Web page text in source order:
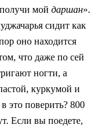
мой даршан».
сидит как
оно находится
что даже по сей
ногти, а
куркумой и
это поверить? 800
Если вы поедете,